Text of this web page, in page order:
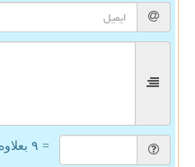
= ۹ بعلاوه ۳